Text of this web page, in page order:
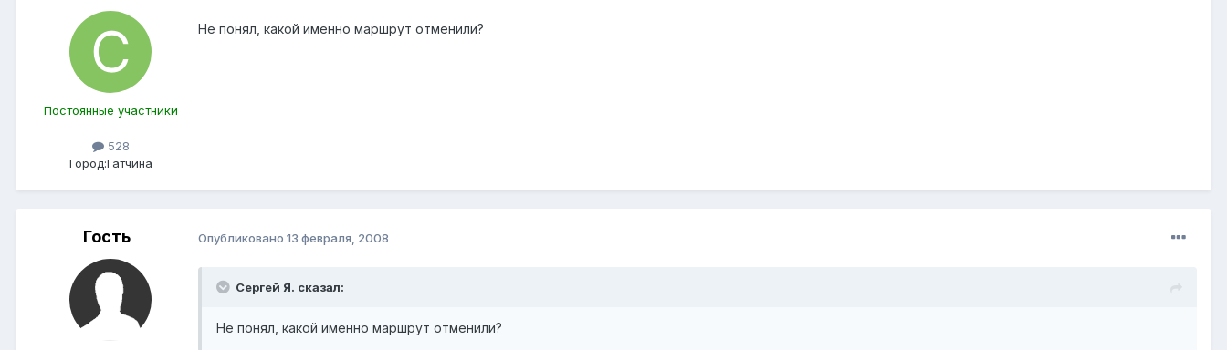
Постоянные участники
528
Город:Гатчина
Не понял, какой именно маршрут отменили?
Гость Опубликовано 13 февраля, 2008
Сергей Я. сказал:
Не понял, какой именно маршрут отменили?